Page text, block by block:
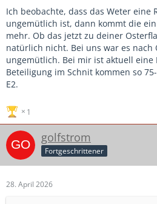
Ich beobachte, dass das Weter eine
ungemütlich ist, dann kommt die
mehr. Ob das jetzt zu deiner
natürlich nicht. Bei uns war es nach
ungemütlich. Bei mir ist aktuell eine
Beteiligung im Schnit kommen so
E2.
1
golfstrom
Fortgeschrittener
28. April 2026